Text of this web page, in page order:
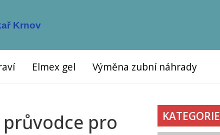
Elmex gel Výměna zubní náhrady
pro
KATEGORIE